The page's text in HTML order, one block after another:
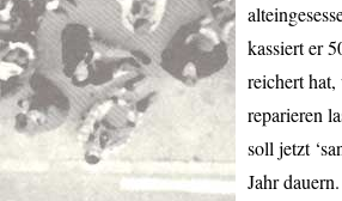
kassiert er
reichert
reparieren
soll jetzt
Jahr